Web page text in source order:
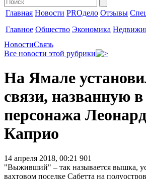
Главная Новости PROдело Отзывы
Главное Общество Экономика
НовостиСвязь
Все новости этой рубрики
На Ямале
связи, названную в
персонажа
Каприо
14 апреля 2018, 00:21 901
"Выживший" – так называется вышка,
вахтовом поселке Сабетта на